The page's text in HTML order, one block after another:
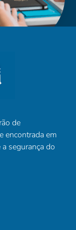
de
encontrada em
segurança do